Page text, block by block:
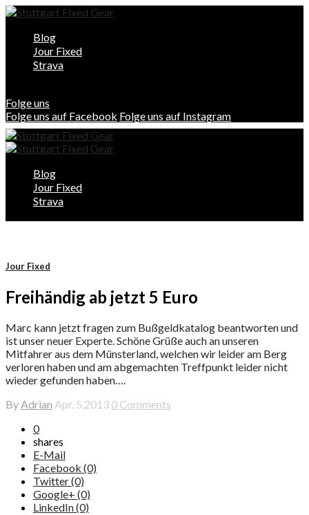
Blog
Jour Fixed
Strava
Folge uns
Folge uns auf Facebook Folge uns auf Instagram
Blog
Jour Fixed
Strava
Jour Fixed
Freihändig ab jetzt 5 Euro
Marc kann jetzt fragen zum Bußgeldkatalog beantworten und
ist unser neuer Experte. Schöne Grüße auch an unseren
Mitfahrer aus dem Münsterland, welchen wir leider am Berg
verloren haben und am abgemachten Treffpunkt leider nicht
wieder gefunden haben….
ByAdrian Apr. 5,2013 0 Comments
0
shares
E-Mail
Facebook (0)
Twitter (0)
Google+ (0)
LinkedIn (0)